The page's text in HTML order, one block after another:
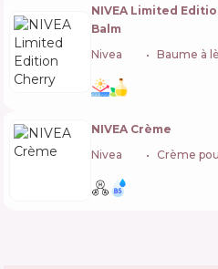
NIVEA Limited
Balm
Nivea
Baume à
NIVEA Crème
Nivea
Crème